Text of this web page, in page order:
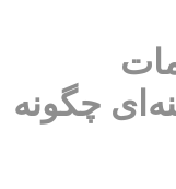
چگونه